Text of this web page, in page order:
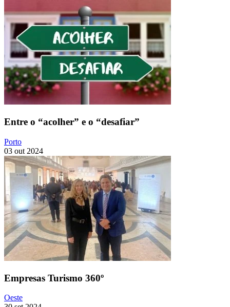
Entre o “acolher” e o “desafiar”
Porto
03 out 2024
Empresas Turismo 360º
Oeste